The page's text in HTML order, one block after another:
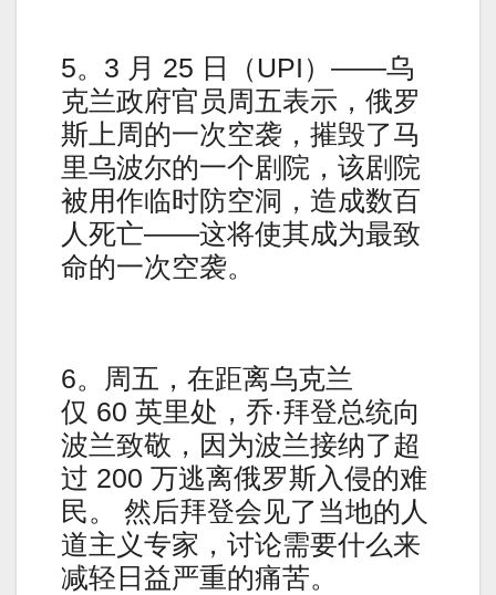
5。3 月 25 日（UPI）——乌
克兰政府官员周五表示，俄罗
斯上周的一次空袭，摧毁了马
里乌波尔的一个剧院，该剧院
被用作临时防空洞，造成数百
人死亡——这将使其成为最致
命的一次空袭。
6。周五，在距离乌克兰
仅 60 英里处，乔·拜登总统向
波兰致敬，因为波兰接纳了超
过 200 万逃离俄罗斯入侵的难
民。 然后拜登会见了当地的人
道主义专家，讨论需要什么来
减轻日益严重的痛苦。